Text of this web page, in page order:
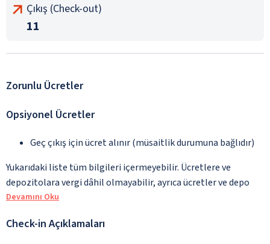
Çıkış (Check-out)
11
Zorunlu Ücretler
Opsiyonel Ücretler
Geç çıkış için ücret alınır (müsaitlik durumuna bağlıdır)
Yukarıdaki liste tüm bilgileri içermeyebilir. Ücretlere ve
depozitolara vergi dâhil olmayabilir, ayrıca ücretler ve depo
Devamını Oku
Check-in Açıklamaları